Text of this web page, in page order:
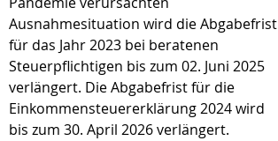
Ausnahmesituation wird die Abgabefrist
für das Jahr 2023 bei beratenen
Steuerpflichtigen bis zum 02. Juni 2025
verlängert. Die Abgabefrist für die
Einkommensteuererklärung 2024 wird
bis zum 30. April 2026 verlängert.